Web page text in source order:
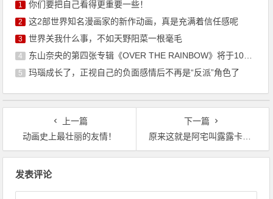
1 你们要把自己看得更重要一些！
2 这2部世界知名漫画家的新作动画，真是充满着信任感呢
3 世界关我什么事，不如天野阳菜一根毫毛
4 东山奈央的第四张专辑《OVER THE RAINBOW》将于10月7日发售
5 玛瑙成长了，正视自己的负面感情后不再是“反派”角色了
上一篇
动画史上最壮丽的友情！
下一篇
原来这就是阿宅叫露露卡妈妈的真正理由啊！
发表评论